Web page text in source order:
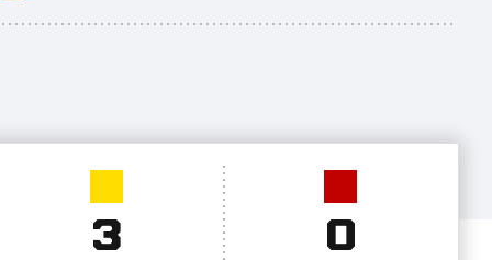
3 0